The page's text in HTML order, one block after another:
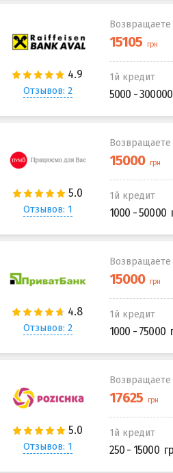
Отзывов: 2
Возвращаете
1й кредит
5000 - 300000
Отзывов: 1
Возвращаете
1й кредит
1000 - 50000
Отзывов: 2
Возвращаете
1й кредит
1000 - 75000
Отзывов: 1
Возвращаете
1й кредит
250 - 15000